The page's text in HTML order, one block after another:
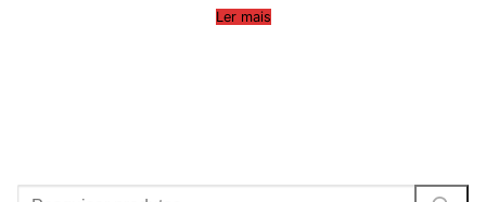
Ler mais
Procurar: